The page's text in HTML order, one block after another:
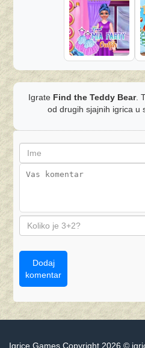
Igrate Find the Teddy Bear.
od drugih sjajnih igrica u
Dodaj
komentar
Igrice Games Copyright 2026 ©